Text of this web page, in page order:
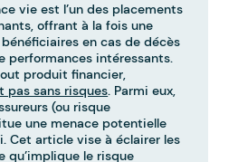
vie est l’un des placements
offrant à la fois une
en cas de décès
performances intéressants.
produit financier,
pas sans risques. Parmi eux,
(ou risque
une menace potentielle
Cet article vise à éclairer les
qu’implique le risque